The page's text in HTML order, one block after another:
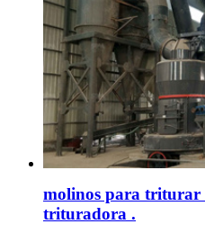
molinos para triturar
trituradora .